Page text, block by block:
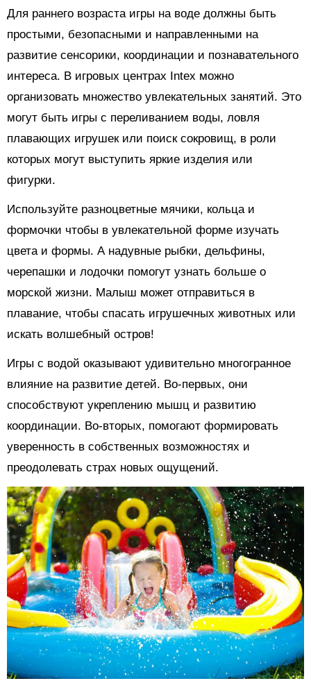
Для раннего возраста игры на воде должны быть
простыми, безопасными и направленными на
развитие сенсорики, координации и познавательного
интереса. В игровых центрах Intex можно
организовать множество увлекательных занятий. Это
могут быть игры с переливанием воды, ловля
плавающих игрушек или поиск сокровищ, в роли
которых могут выступить яркие изделия или
фигурки.
Используйте разноцветные мячики, кольца и
формочки чтобы в увлекательной форме изучать
цвета и формы. А надувные рыбки, дельфины,
черепашки и лодочки помогут узнать больше о
морской жизни. Малыш может отправиться в
плавание, чтобы спасать игрушечных животных или
искать волшебный остров!
Игры с водой оказывают удивительно многогранное
влияние на развитие детей. Во-первых, они
способствуют укреплению мышц и развитию
координации. Во-вторых, помогают формировать
уверенность в собственных возможностях и
преодолевать страх новых ощущений.